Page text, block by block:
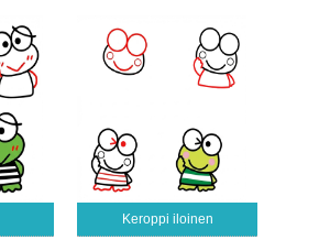
Keroppi iloinen